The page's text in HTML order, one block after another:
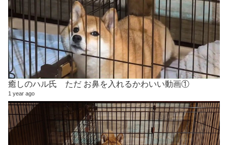
癒しのハル氏 ただ お鼻を入れるかわいい動画①
1 year ago